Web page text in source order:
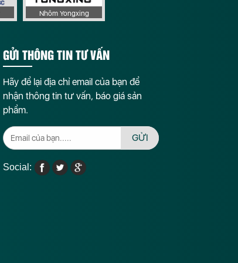
Nhôm Yongxing
GỬI THÔNG TIN TƯ VẤN
Hãy để lại địa chỉ email của bạn để
nhận thông tin tư vấn, báo giá sản
phẩm.
GỬI
Social: